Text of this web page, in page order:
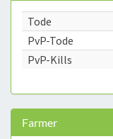
Tode
PvP-Tode
PvP-Kills
Farmer